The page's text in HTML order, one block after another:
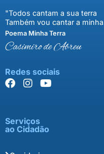
"Todos cantam a sua terra
Também vou cantar a
Poema Minha Terra
Casimiro de Abreu
Redes sociais
Serviços
ao Cidadão